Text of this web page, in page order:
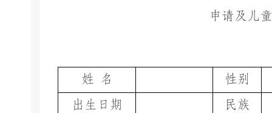
申请及儿
姓 名
性别
出生日期
民族